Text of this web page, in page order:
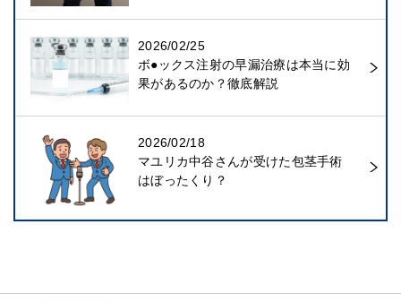
2026/02/25
ボ●ックス注射の早漏治療は本当に効
果があるのか？徹底解説
2026/02/18
マユリカ中谷さんが受けた包茎手術
はぼったくり？